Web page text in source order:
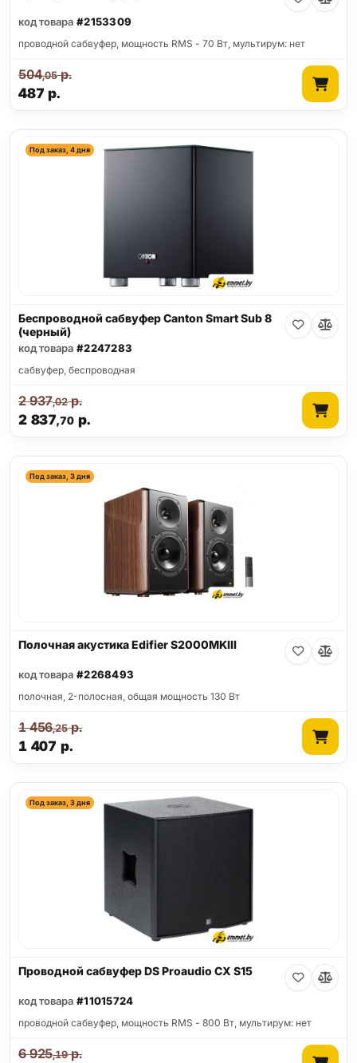
код товара #2153309
проводной сабвуфер, мощность RMS - 70 Вт, мультирум: нет
487 р.
504,05р.
Под заказ, 4 дня
Беспроводной сабвуфер Canton Smart Sub 8
(черный)
код товара #2247283
cабвуфер, беспроводная
2 837,70 р.
2 937,02р.
Под заказ, 3 дня
Полочная акустика Edifier S2000MKIII
код товара #2268493
полочная, 2-полосная, общая мощность 130 Вт
1 407 р.
1 456,25р.
Под заказ, 3 дня
Проводной сабвуфер DS Proaudio CX S15
код товара #11015724
проводной сабвуфер, мощность RMS - 800 Вт, мультирум: нет
6 925,19р.